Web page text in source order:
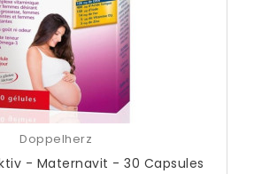
Doppelherz
- Maternavit - 30 Capsules